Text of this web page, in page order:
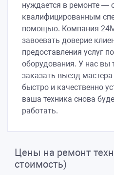
нуждается в ремонте —
квалифицированным
помощью. Компания
завоевать доверие
предоставления услуг
оборудования. У нас вы
заказать выезд
быстро и качественно
ваша техника снова
работать.
Цены на ремонт
стоимость)